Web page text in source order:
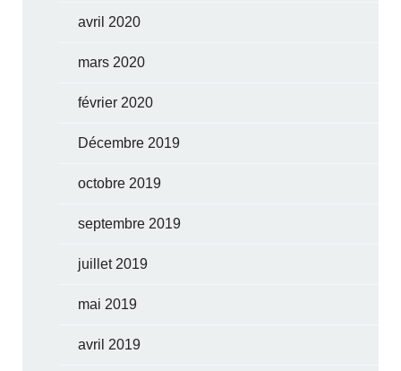
avril 2020
mars 2020
février 2020
Décembre 2019
octobre 2019
septembre 2019
juillet 2019
mai 2019
avril 2019